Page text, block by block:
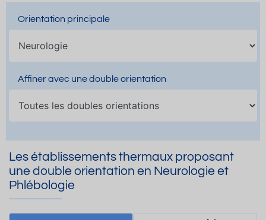
Orientation principale
Affiner avec une double orientation
Les établissements thermaux proposant
une double orientation en Neurologie et
Phlébologie